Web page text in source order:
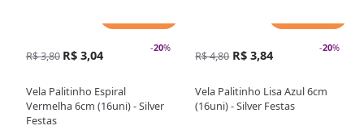
-20%
R$ 3,80 R$ 3,04
Vela Palitinho Espiral
Vermelha 6cm (16uni) - Silver
Festas
-20%
R$ 4,80 R$ 3,84
Vela Palitinho Lisa Azul 6cm
(16uni) - Silver Festas